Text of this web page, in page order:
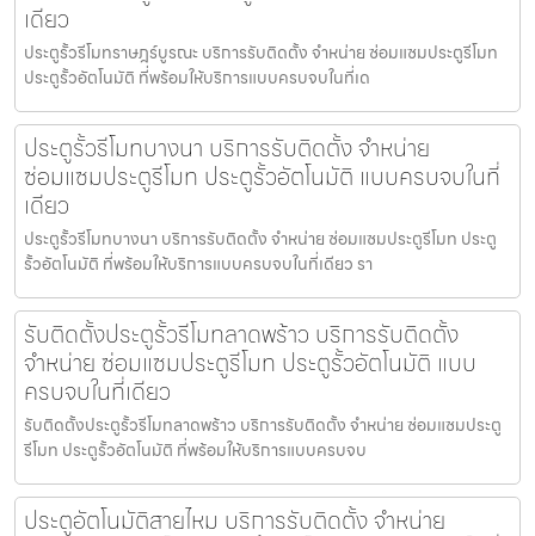
เดียว
ประตูรั้วรีโมทราษฎร์บูรณะ บริการรับติดตั้ง จำหน่าย ซ่อมแซมประตูรีโมท
ประตูรั้วอัตโนมัติ ที่พร้อมให้บริการแบบครบจบในที่เด
ประตูรั้วรีโมทบางนา บริการรับติดตั้ง จำหน่าย
ซ่อมแซมประตูรีโมท ประตูรั้วอัตโนมัติ แบบครบจบในที่
เดียว
ประตูรั้วรีโมทบางนา บริการรับติดตั้ง จำหน่าย ซ่อมแซมประตูรีโมท ประตู
รั้วอัตโนมัติ ที่พร้อมให้บริการแบบครบจบในที่เดียว รา
รับติดตั้งประตูรั้วรีโมทลาดพร้าว บริการรับติดตั้ง
จำหน่าย ซ่อมแซมประตูรีโมท ประตูรั้วอัตโนมัติ แบบ
ครบจบในที่เดียว
รับติดตั้งประตูรั้วรีโมทลาดพร้าว บริการรับติดตั้ง จำหน่าย ซ่อมแซมประตู
รีโมท ประตูรั้วอัตโนมัติ ที่พร้อมให้บริการแบบครบจบ
ประตูอัตโนมัติสายไหม บริการรับติดตั้ง จำหน่าย